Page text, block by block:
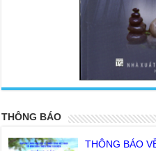
THÔNG BÁO
THÔNG BÁO